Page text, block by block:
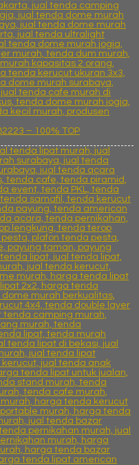
– 100% TOP